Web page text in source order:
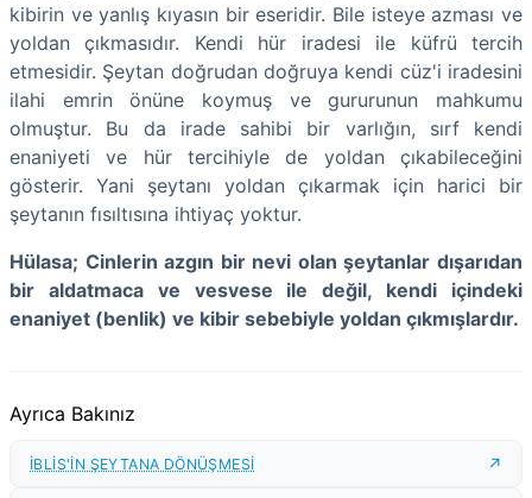
kibirin ve yanlış kıyasın bir eseridir. Bile isteye azması ve
yoldan çıkmasıdır. Kendi hür iradesi ile küfrü tercih
etmesidir. Şeytan doğrudan doğruya kendi cüz'i iradesini
ilahi emrin önüne koymuş ve gururunun mahkumu
olmuştur. Bu da irade sahibi bir varlığın, sırf kendi
enaniyeti ve hür tercihiyle de yoldan çıkabileceğini
gösterir. Yani şeytanı yoldan çıkarmak için harici bir
şeytanın fısıltısına ihtiyaç yoktur.
Hülasa; Cinlerin azgın bir nevi olan şeytanlar dışarıdan
bir aldatmaca ve vesvese ile değil, kendi içindeki
enaniyet (benlik) ve kibir sebebiyle yoldan çıkmışlardır.
Ayrıca Bakınız
İBLİS'İN ŞEYTANA DÖNÜŞMESİ